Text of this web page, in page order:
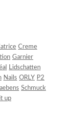
Creme
Garnier
Lidschatten
Nails ORLY P2
Schmuck
up